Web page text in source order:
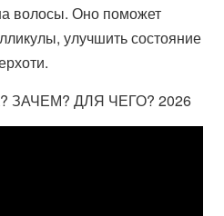
волосы. Оно поможет
улучшить состояние
ЗАЧЕМ? ДЛЯ ЧЕГО? 2026